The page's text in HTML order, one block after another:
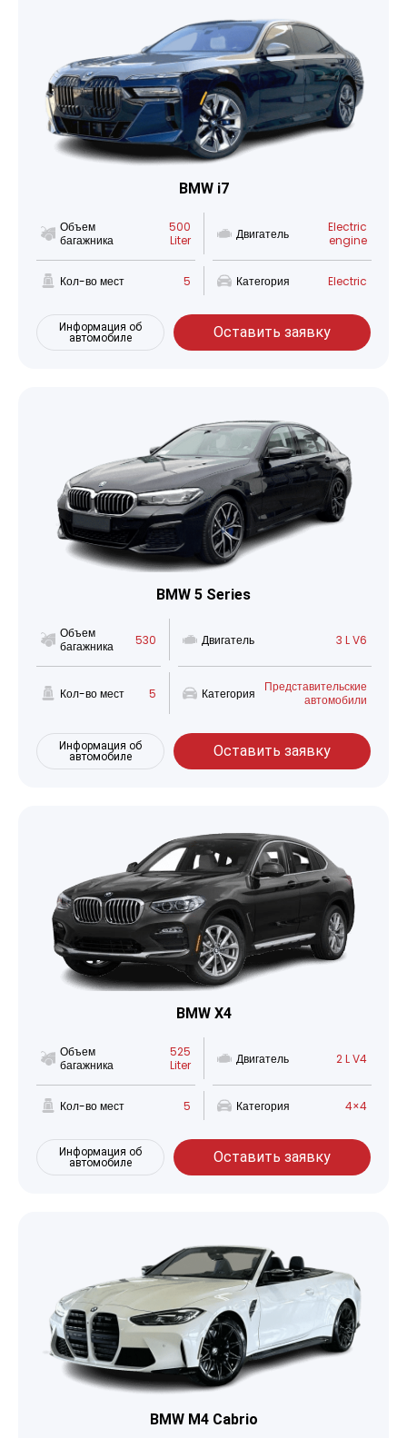
BMW i7
Объем
багажника
500
Liter
Двигатель
Electric
engine
Кол-во мест 5 Категория Electric
Информация об
автомобиле
Оставить заявку
BMW 5 Series
Объем
багажника
530 Двигатель 3 L V6
Кол-во мест 5 Категория
Представительские
автомобили
Информация об
автомобиле
Оставить заявку
BMW X4
Объем
багажника
525
Liter
Двигатель 2 L V4
Кол-во мест 5 Категория 4×4
Информация об
автомобиле
Оставить заявку
BMW M4 Cabrio